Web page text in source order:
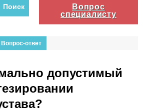
Вопрос
специалисту
Вопрос-ответ
допустимый